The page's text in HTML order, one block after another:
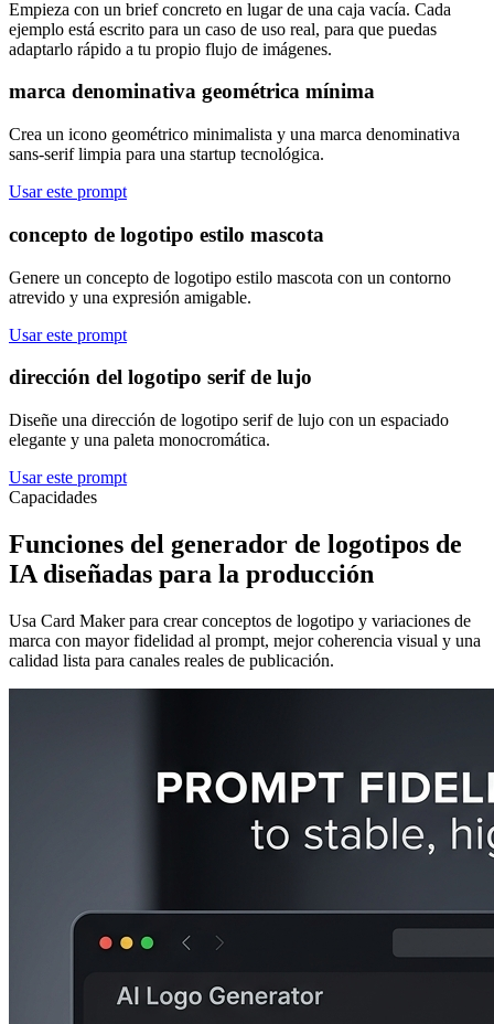
Empieza con un brief concreto en lugar de una caja vacía. Cada
ejemplo está escrito para un caso de uso real, para que puedas
adaptarlo rápido a tu propio flujo de imágenes.
marca denominativa geométrica mínima
Crea un icono geométrico minimalista y una marca denominativa
sans-serif limpia para una startup tecnológica.
Usar este prompt
concepto de logotipo estilo mascota
Genere un concepto de logotipo estilo mascota con un contorno
atrevido y una expresión amigable.
Usar este prompt
dirección del logotipo serif de lujo
Diseñe una dirección de logotipo serif de lujo con un espaciado
elegante y una paleta monocromática.
Usar este prompt
Capacidades
Funciones del generador de logotipos de
IA diseñadas para la producción
Usa Card Maker para crear conceptos de logotipo y variaciones de
marca con mayor fidelidad al prompt, mejor coherencia visual y una
calidad lista para canales reales de publicación.